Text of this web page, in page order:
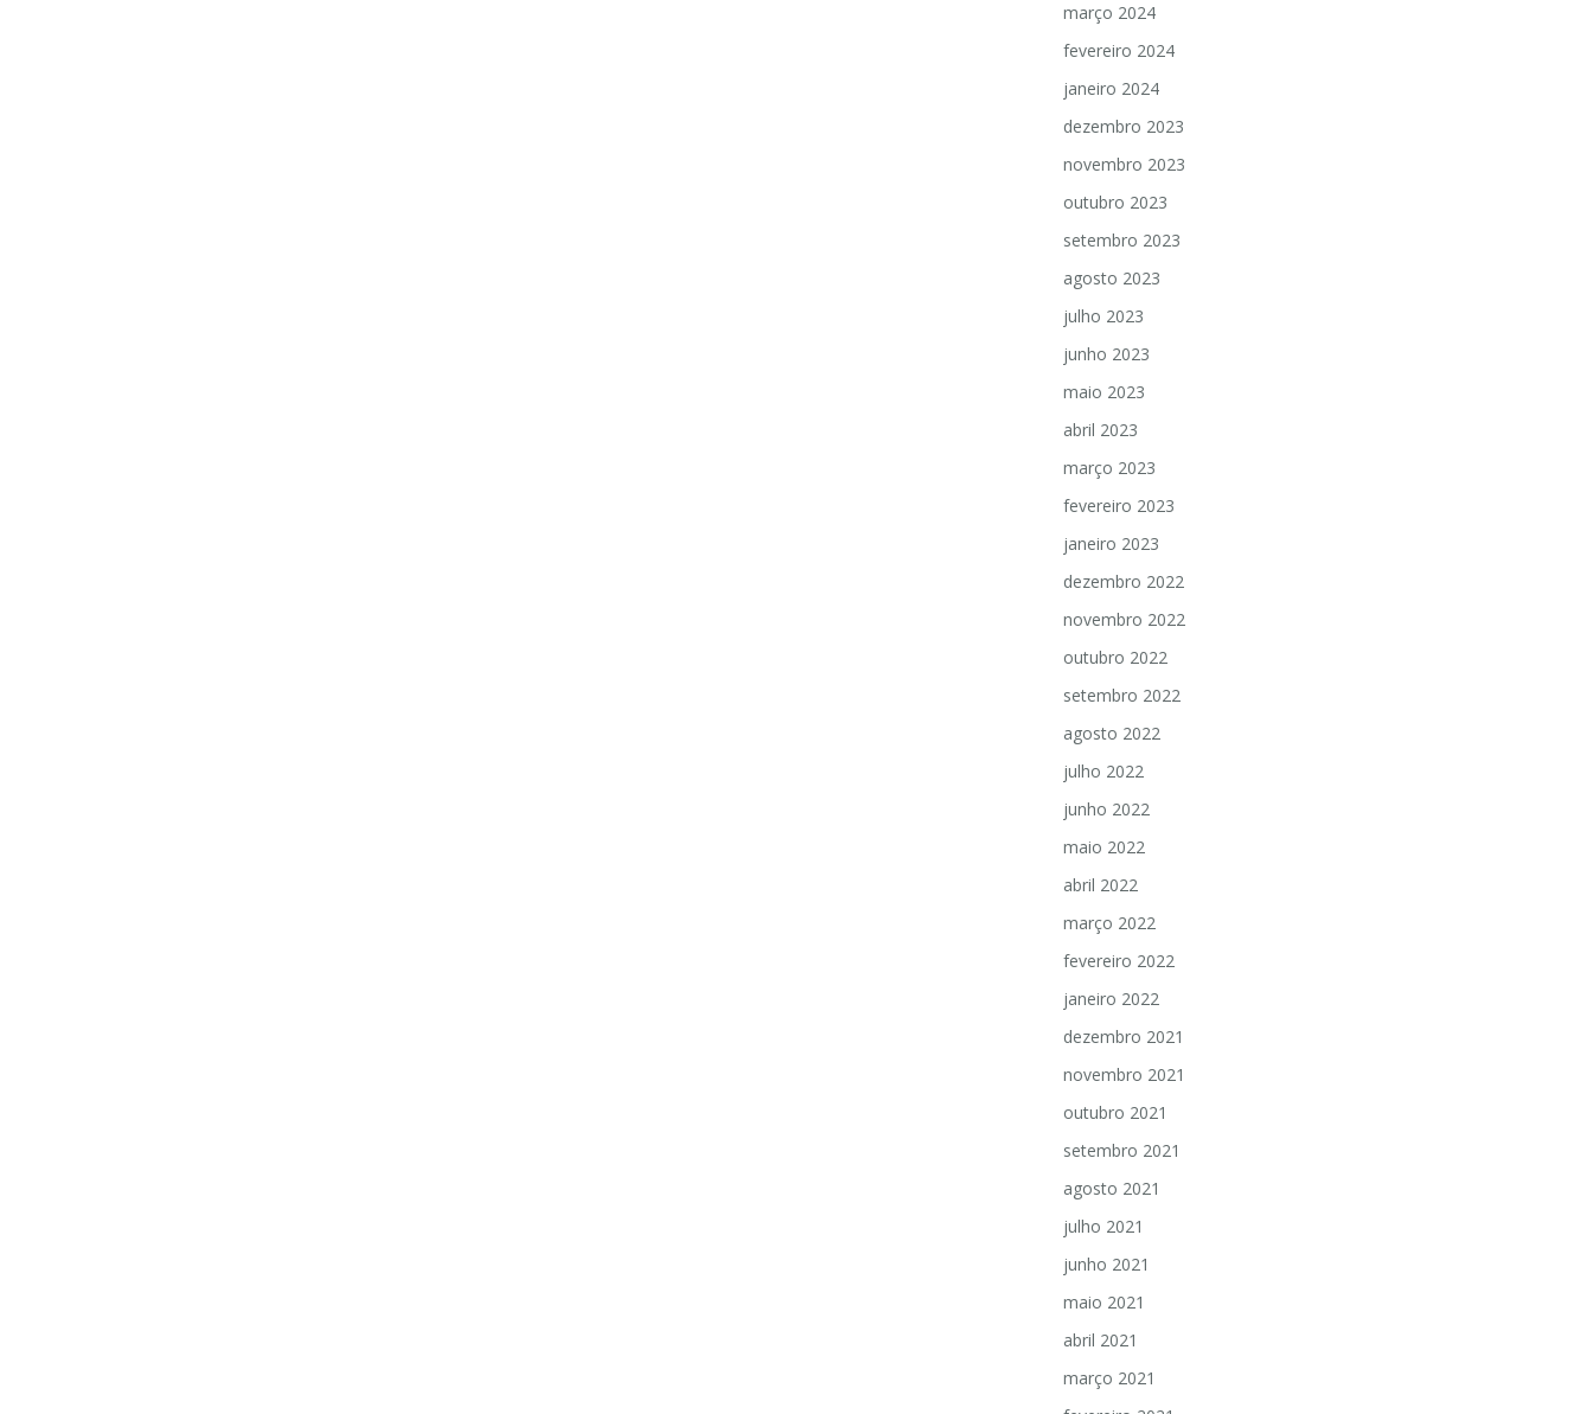
março 2024
fevereiro 2024
janeiro 2024
dezembro 2023
novembro 2023
outubro 2023
setembro 2023
agosto 2023
julho 2023
junho 2023
maio 2023
abril 2023
março 2023
fevereiro 2023
janeiro 2023
dezembro 2022
novembro 2022
outubro 2022
setembro 2022
agosto 2022
julho 2022
junho 2022
maio 2022
abril 2022
março 2022
fevereiro 2022
janeiro 2022
dezembro 2021
novembro 2021
outubro 2021
setembro 2021
agosto 2021
julho 2021
junho 2021
maio 2021
abril 2021
março 2021